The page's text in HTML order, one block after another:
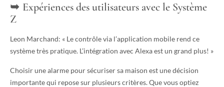
Expériences des utilisateurs avec le Système
Z
Leon Marchand: « Le contrôle via l’application mobile rend ce
système très pratique. L’intégration avec Alexa est un grand plus! »
Choisir une alarme pour sécuriser sa maison est une décision
importante qui repose sur plusieurs critères. Que vous optiez